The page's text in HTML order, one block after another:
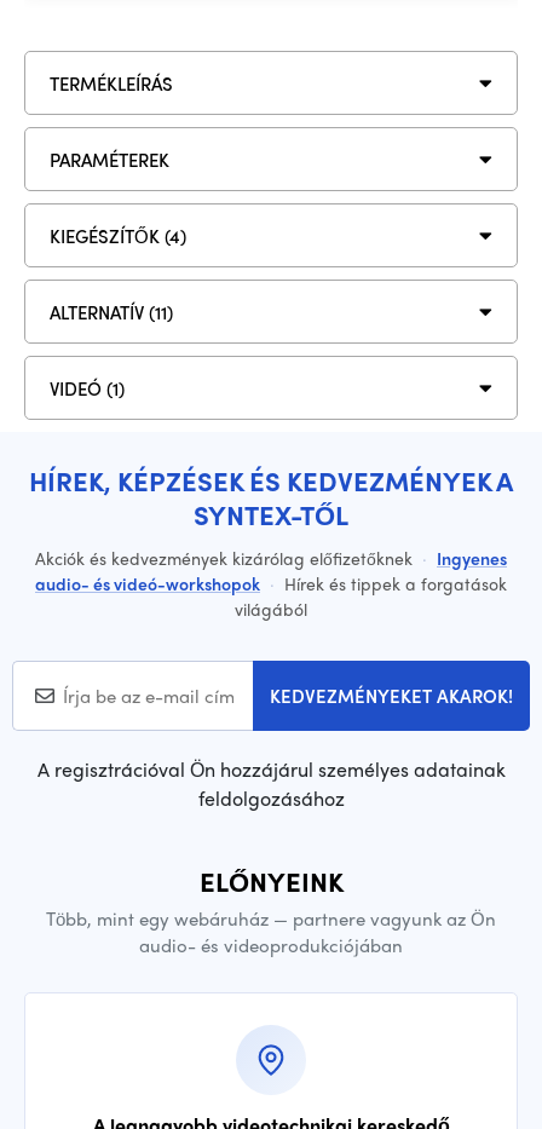
TERMÉKLEÍRÁS
PARAMÉTEREK
KIEGÉSZÍTŐK (4)
ALTERNATÍV (11)
VIDEÓ (1)
HÍREK, KÉPZÉSEK ÉS KEDVEZMÉNYEK A
SYNTEX-TŐL
Akciók és kedvezmények kizárólag előfizetőknek · Ingyenes
audio- és videó-workshopok · Hírek és tippek a forgatások
világából
KEDVEZMÉNYEKET AKAROK!
A regisztrációval Ön hozzájárul személyes adatainak
feldolgozásához
ELŐNYEINK
Több, mint egy webáruház — partnere vagyunk az Ön
audio- és videoprodukciójában